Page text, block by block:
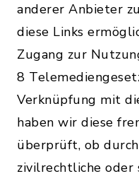
anderer Anbieter
diese Links
Zugang zur
8
Verknüpfung mit
haben wir diese
überprüft, ob
zivilrechtliche